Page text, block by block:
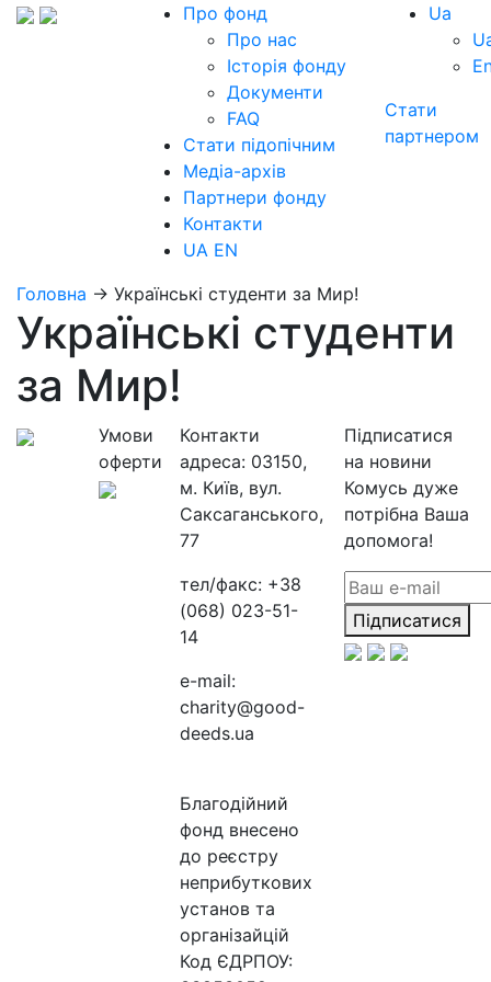
Про фонд
Про нас
Історія фонду
Документи
FAQ
Стати підопічним
Медіа-архів
Партнери фонду
Контакти
UA EN
Ua
Стати
партнером
Головна → Українські студенти за Мир!
Українські студенти
за Мир!
Умови
оферти
Контакти
адреса: 03150,
м. Київ, вул.
Саксаганського,
77
тел/факс: +38
(068) 023-51-
14
e-mail:
charity@good-
deeds.ua
Благодійний
фонд внесено
до реєстру
неприбуткових
установ та
організайцій
Код ЄДРПОУ:
Підписатися
на новини
Комусь дуже
потрібна Ваша
допомога!
Підписатися